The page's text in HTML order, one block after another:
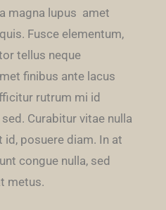
magna lupus amet
Fusce elementum,
tellus neque
finibus ante lacus
rutrum mi id
Curabitur vitae nulla
posuere diam. In at
congue nulla, sed
metus.